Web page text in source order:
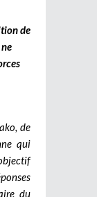
de
de
qui
du